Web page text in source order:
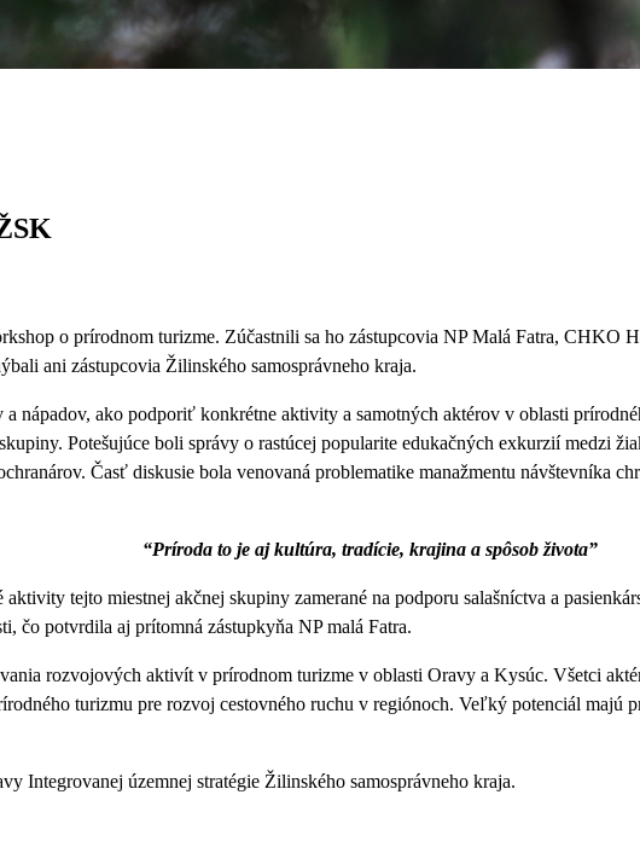
o prírodnom turizme. Zúčastnili sa ho zástupcovia NP Malá Fatra, CHKO
ani zástupcovia Žilinského samosprávneho kraja.
nápadov, ako podporiť konkrétne aktivity a samotných aktérov v oblasti
Potešujúce boli správy o rastúcej popularite edukačných exkurzií medzi
Časť diskusie bola venovaná problematike manažmentu návštevníka
“Príroda to je aj kultúra, tradície, krajina a spôsob života”
tejto miestnej akčnej skupiny zamerané na podporu salašníctva a
čo potvrdila aj prítomná zástupkyňa NP malá Fatra.
rozvojových aktivít v prírodnom turizme v oblasti Oravy a Kysúc. Všetci
turizmu pre rozvoj cestovného ruchu v regiónoch. Veľký potenciál majú
Integrovanej územnej stratégie Žilinského samosprávneho kraja.